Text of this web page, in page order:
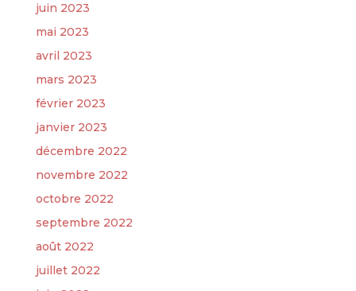
juin 2023
mai 2023
avril 2023
mars 2023
février 2023
janvier 2023
décembre 2022
novembre 2022
octobre 2022
septembre 2022
août 2022
juillet 2022